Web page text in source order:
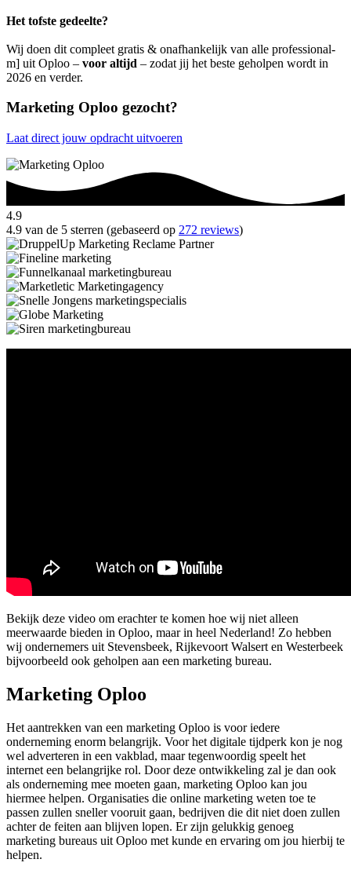
Het tofste gedeelte?
Wij doen dit compleet gratis & onafhankelijk van alle professional-
m] uit Oploo – voor altijd – zodat jij het beste geholpen wordt in
2026 en verder.
Marketing Oploo gezocht?
Laat direct jouw opdracht uitvoeren
4.9
4.9 van de 5 sterren (gebaseerd op 272 reviews)
Bekijk deze video om erachter te komen hoe wij niet alleen
meerwaarde bieden in Oploo, maar in heel Nederland! Zo hebben
wij ondernemers uit Stevensbeek, Rijkevoort Walsert en Westerbeek
bijvoorbeeld ook geholpen aan een marketing bureau.
Marketing Oploo
Het aantrekken van een marketing Oploo is voor iedere
onderneming enorm belangrijk. Voor het digitale tijdperk kon je nog
wel adverteren in een vakblad, maar tegenwoordig speelt het
internet een belangrijke rol. Door deze ontwikkeling zal je dan ook
als onderneming mee moeten gaan, marketing Oploo kan jou
hiermee helpen. Organisaties die online marketing weten toe te
passen zullen sneller vooruit gaan, bedrijven die dit niet doen zullen
achter de feiten aan blijven lopen. Er zijn gelukkig genoeg
marketing bureaus uit Oploo met kunde en ervaring om jou hierbij te
helpen.